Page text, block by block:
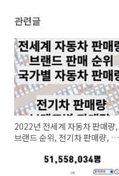
관련글
2022년 전세계 자동차 판매량,
브랜드 순위, 전기차 판매량, 브